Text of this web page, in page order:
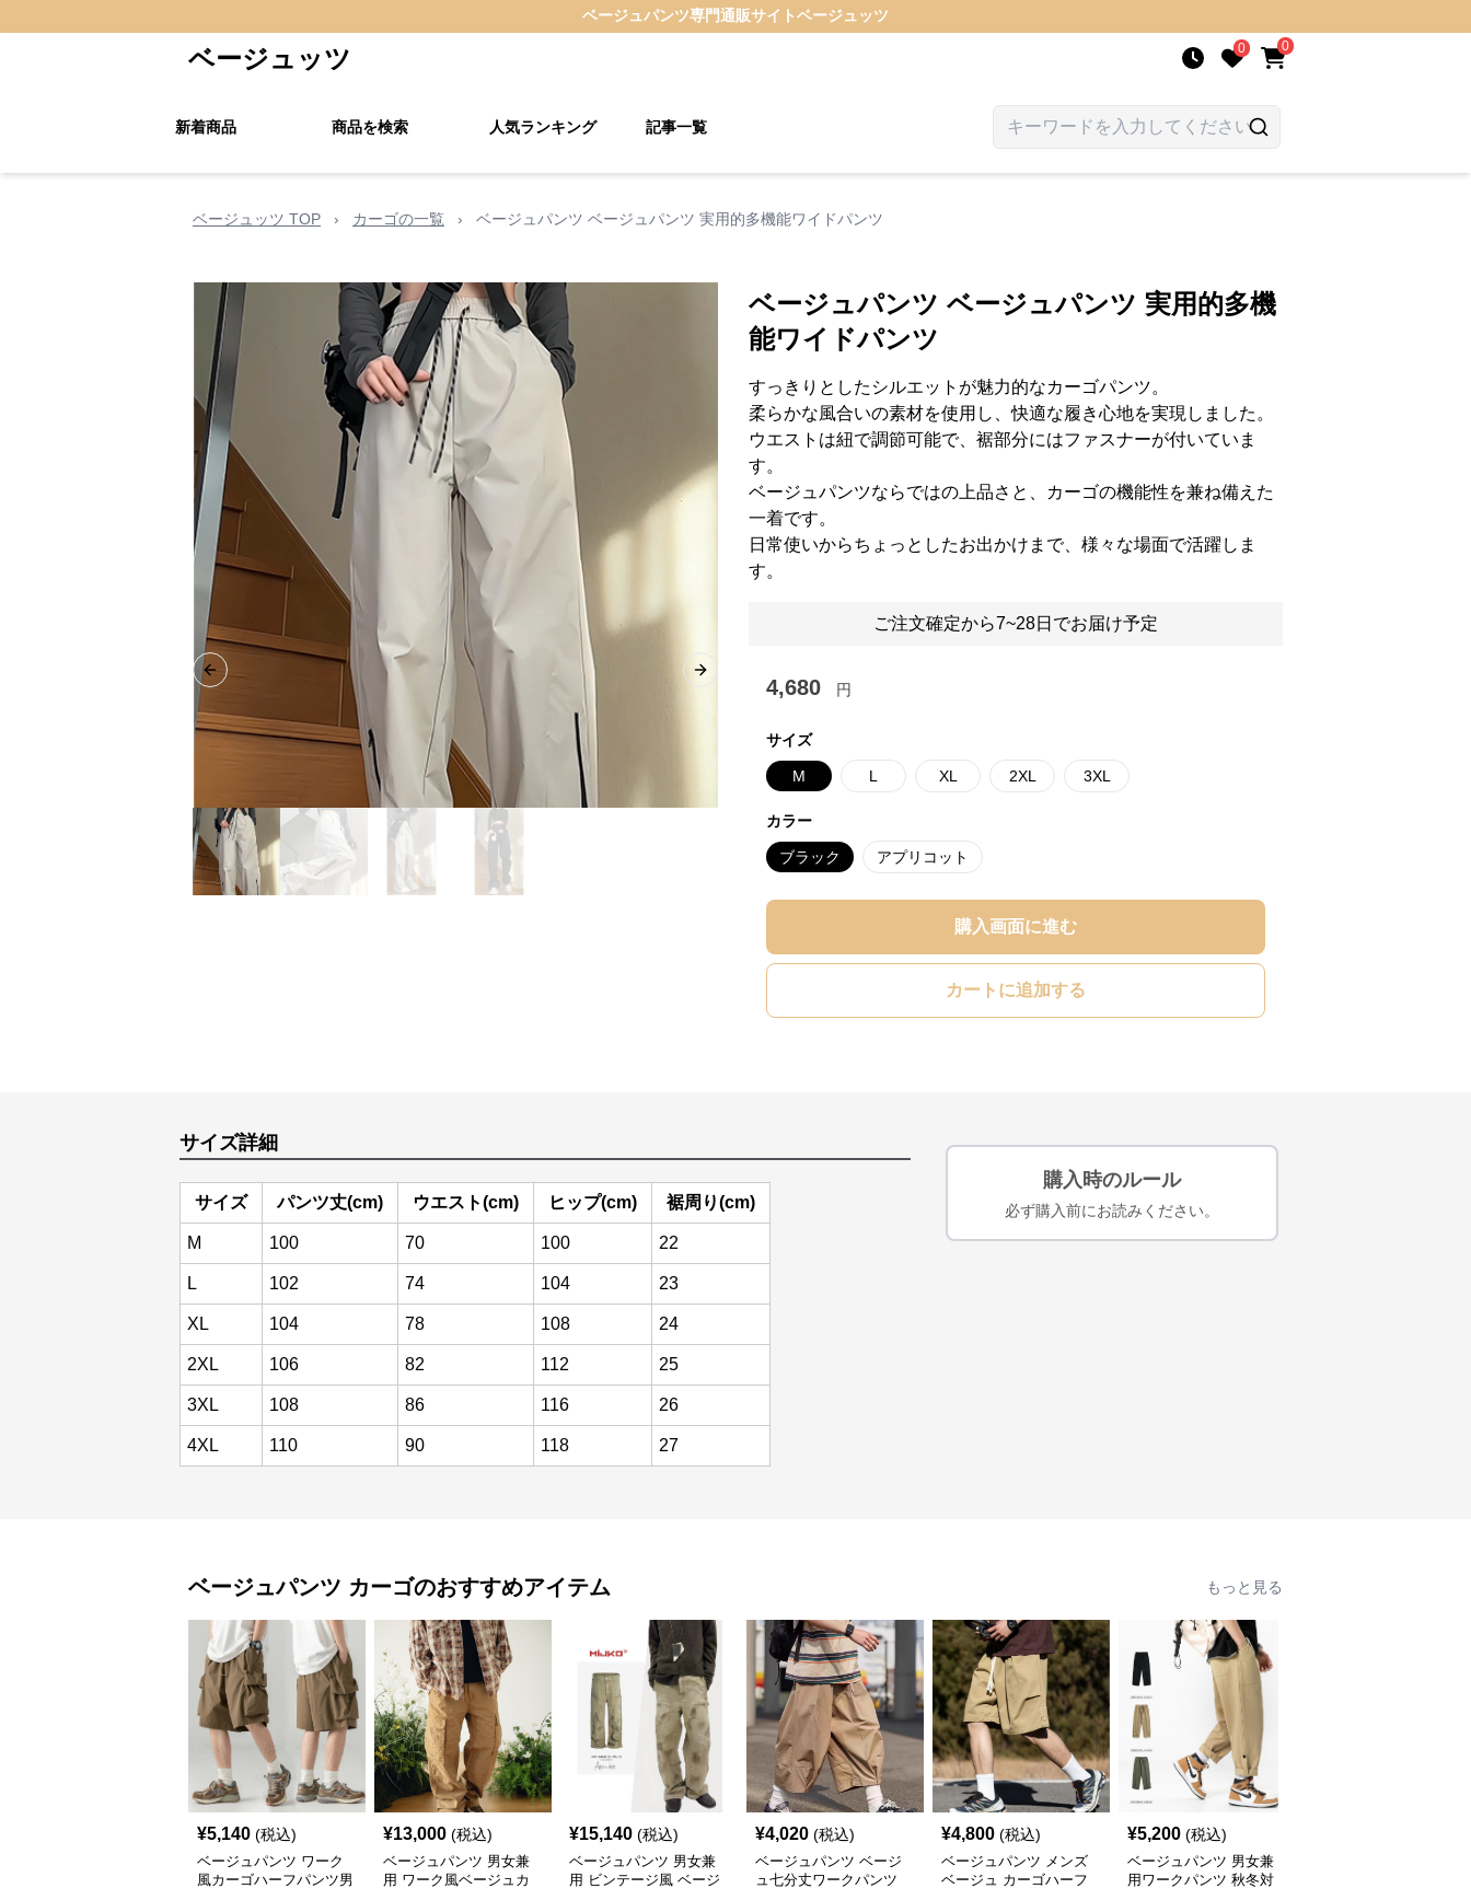
ベージュパンツ専門通販サイトベージュッツ
ベージュッツ 0 0
新着商品 商品を検索 人気ランキング 記事一覧
ベージュッツ TOP › カーゴの一覧 › ベージュパンツ ベージュパンツ 実用的多機能ワイドパンツ
Previous slide Next slide
ベージュパンツ ベージュパンツ 実用的多機
能ワイドパンツ
すっきりとしたシルエットが魅力的なカーゴパンツ。
柔らかな風合いの素材を使用し、快適な履き心地を実現しました。
ウエストは紐で調節可能で、裾部分にはファスナーが付いていま
す。
ベージュパンツならではの上品さと、カーゴの機能性を兼ね備えた
一着です。
日常使いからちょっとしたお出かけまで、様々な場面で活躍しま
す。
ご注文確定から7~28日でお届け予定
4,680 円
サイズ
M L XL 2XL 3XL
カラー
ブラック アプリコット
購入画面に進む
カートに追加する
サイズ詳細
サイズ パンツ丈(cm) ウエスト(cm) ヒップ(cm) 裾周り(cm)
M 100 70 100 22
L 102 74 104 23
XL 104 78 108 24
2XL 106 82 112 25
3XL 108 86 116 26
4XL 110 90 118 27
購入時のルール
必ず購入前にお読みください。
ベージュパンツ カーゴのおすすめアイテム もっと見る
¥5,140 (税込)
ベージュパンツ ワーク
風カーゴハーフパンツ男
¥13,000 (税込)
ベージュパンツ 男女兼
用 ワーク風ベージュカ
¥15,140 (税込)
ベージュパンツ 男女兼
用 ビンテージ風 ベージ
¥4,020 (税込)
ベージュパンツ ベージ
ュ七分丈ワークパンツ
¥4,800 (税込)
ベージュパンツ メンズ
ベージュ カーゴハーフ
¥5,200 (税込)
ベージュパンツ 男女兼
用ワークパンツ 秋冬対